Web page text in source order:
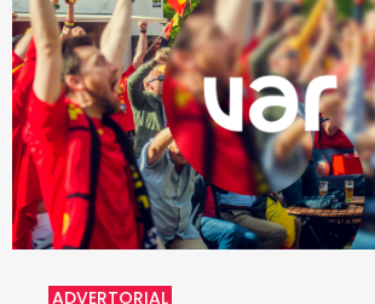
ADVERTORIAL